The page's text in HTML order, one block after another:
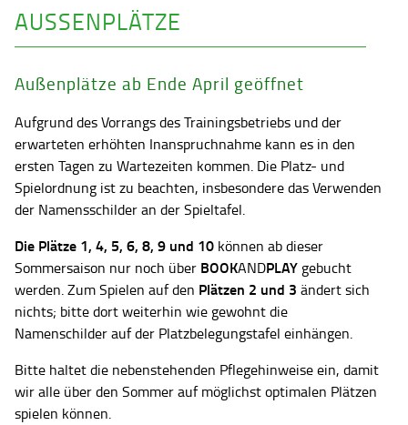
AUSSENPLÄTZE
Außenplätze ab Ende April geöffnet
Aufgrund des Vorrangs des Trainingsbetriebs und der
erwarteten erhöhten Inanspruchnahme kann es in den
ersten Tagen zu Wartezeiten kommen. Die Platz- und
Spielordnung ist zu beachten, insbesondere das Verwenden
der Namensschilder an der Spieltafel.
Die Plätze 1, 4, 5, 6, 8, 9 und 10 können ab dieser
Sommersaison nur noch über BOOKANDPLAY gebucht
werden. Zum Spielen auf den Plätzen 2 und 3 ändert sich
nichts; bitte dort weiterhin wie gewohnt die
Namenschilder auf der Platzbelegungstafel einhängen.
Bitte haltet die nebenstehenden Pflegehinweise ein, damit
wir alle über den Sommer auf möglichst optimalen Plätzen
spielen können.